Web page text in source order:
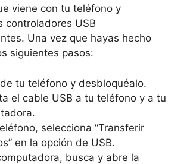
viene con tu teléfono y
controladores USB
Una vez que hayas hecho
siguientes pasos:
tu teléfono y desbloquéalo.
el cable USB a tu teléfono y a tu
selecciona “Transferir
en la opción de USB.
busca y abre la